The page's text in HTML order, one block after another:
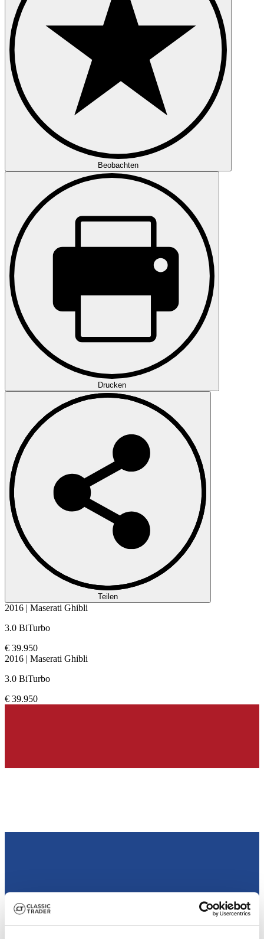
Beobachten
Drucken
Teilen
2016 | Maserati Ghibli
3.0 BiTurbo
€ 39.950
2016 | Maserati Ghibli
3.0 BiTurbo
€ 39.950
Händler